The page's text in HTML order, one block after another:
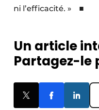
ni l’efficacité. » ■
Un article
Partagez-le